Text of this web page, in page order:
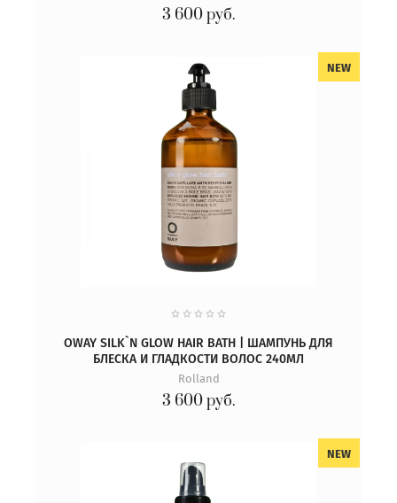
3 600руб.
NEW
OWAY SILK`N GLOW HAIR BATH | ШАМПУНЬ ДЛЯ
БЛЕСКА И ГЛАДКОСТИ ВОЛОС 240МЛ
Rolland
3 600руб.
NEW